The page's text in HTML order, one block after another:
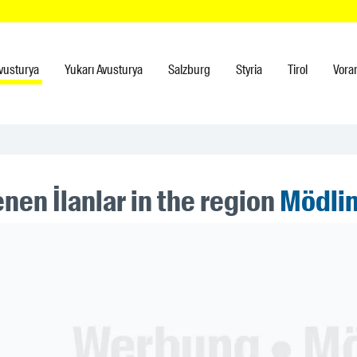
Yukarı Avusturya Salzburg Styria Tirol
İlanlar in the region